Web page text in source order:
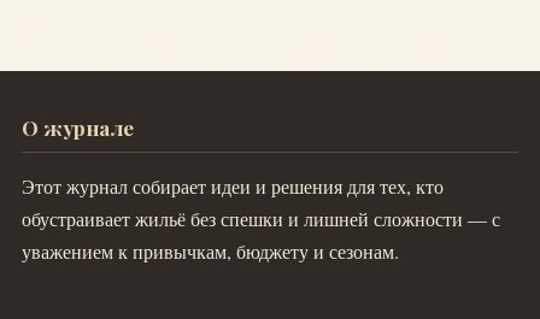
О журнале
Этот журнал собирает идеи и решения для тех, кто
обустраивает жильё без спешки и лишней сложности — с
уважением к привычкам, бюджету и сезонам.